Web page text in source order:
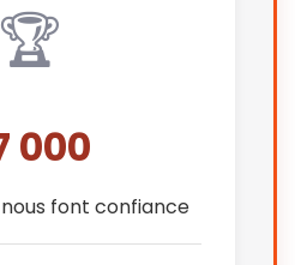
🏆
000
font confiance